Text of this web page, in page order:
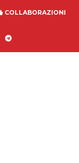
COLLABORAZIONI